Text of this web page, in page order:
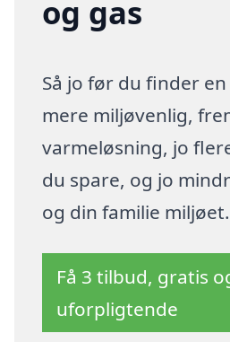
og gas
Så jo før du finder
mere miljøvenlig,
varmeløsning, jo
du spare, og jo
og din familie miljøet.
Få 3 tilbud, gratis
uforpligtende